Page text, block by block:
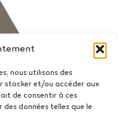
nous utilisons des
stocker et/ou accéder aux
de consentir à ces
données telles que le